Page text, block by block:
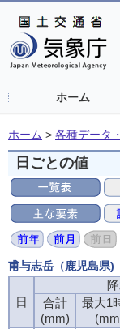
ホーム
ホーム > 各種データ
日ごとの値
甫与志岳（鹿児島
日
合計
(mm)
最大1